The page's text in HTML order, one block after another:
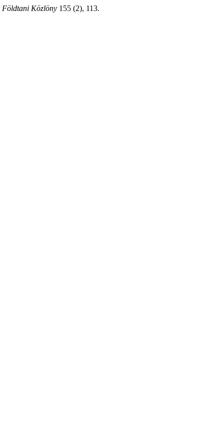
Földtani Közlöny 155 (2), 113.